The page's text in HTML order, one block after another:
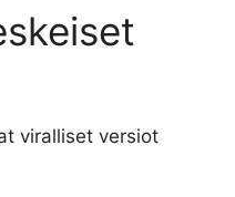
viralliset versiot